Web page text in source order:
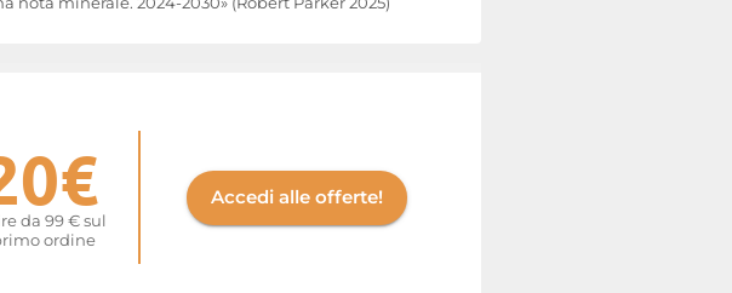
da 99 € sul
ordine
Accedi alle offerte!